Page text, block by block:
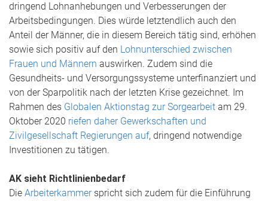
dringend Lohnanhebungen und Verbesserungen der
Arbeitsbedingungen. Dies würde letztendlich auch den
Anteil der Männer, die in diesem Bereich tätig sind, erhöhen
sowie sich positiv auf den Lohnunterschied zwischen
Frauen und Männern auswirken. Zudem sind die
Gesundheits- und Versorgungssysteme unterfinanziert und
von der Sparpolitik nach der letzten Krise gezeichnet. Im
Rahmen des Globalen Aktionstag zur Sorgearbeit am 29.
Oktober 2020 riefen daher Gewerkschaften und
Zivilgesellschaft Regierungen auf, dringend notwendige
Investitionen zu tätigen.
AK sieht Richtlinienbedarf
Die Arbeiterkammerspricht sich zudem für die Einführung